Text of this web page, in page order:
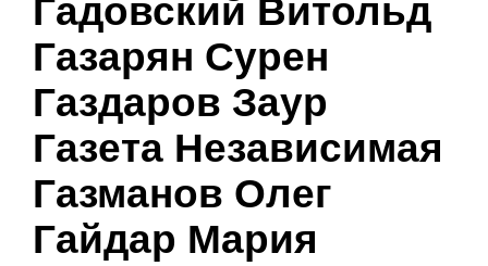
Гадовский Витольд
Газарян Сурен
Газдаров Заур
Газета Независимая
Газманов Олег
Гайдар Мария